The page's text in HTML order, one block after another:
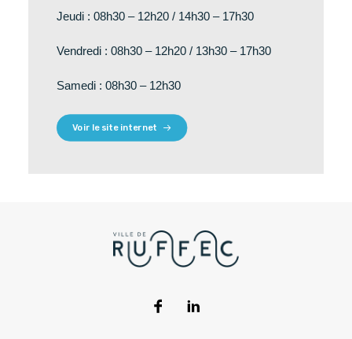
Jeudi : 08h30 – 12h20 / 14h30 – 17h30
Vendredi : 08h30 – 12h20 / 13h30 – 17h30
Samedi : 08h30 – 12h30
Voir le site internet